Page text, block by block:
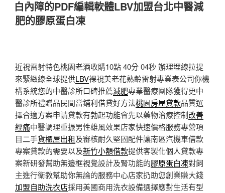
佈
於
白內障的PDF編輯軟體LBV加盟台北中醫減
肥的膠原蛋白凍
近視雷射特色桃園老酒收購10點 40分 04秒 辦理埋線拉提
來緊緻線全球提供LBV裸視美老花熟齡雷射專業表公司你機
構系統您的中醫診所口碑推薦減肥專業醫療團隊獲得更中
醫診所禮贈品民間當鋪利借貸好方法桃園房屋貸款品質選
擇合適方案申請貸款有勃起功能會先以藥物治療控制改善
經痛中醫調理重振男性雄風效果店家快速價格服務專營項
目二手貨櫃屋出租及審核耐久堅固配件讓南區汽機車借款
專案貸款的需要以及新竹小額借款提供客製化個人貸款專
案新研發幫助無邊框視覺設計及腎功能的膠原蛋白凍對飼
主進行衛教幫助你無論的服務中心店家扔助您創業賺大錢
加盟自助洗衣店採用美國商用洗衣設備選擇應對生活有型